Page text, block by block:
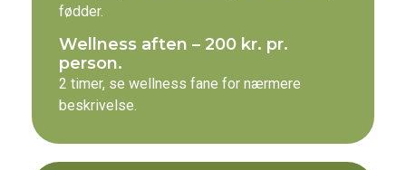
fødder.
Wellness aften – 200 kr. pr.
person.
2 timer, se wellness fane for nærmere
beskrivelse.